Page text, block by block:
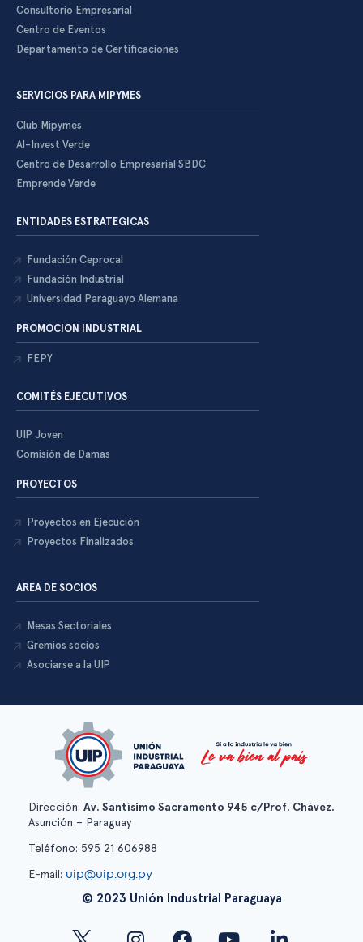
Consultorio Empresarial
Centro de Eventos
Departamento de Certificaciones
SERVICIOS PARA MIPYMES
Club Mipymes
Al-Invest Verde
Centro de Desarrollo Empresarial SBDC
Emprende Verde
ENTIDADES ESTRATEGICAS
Fundación Ceprocal
Fundación Industrial
Universidad Paraguayo Alemana
PROMOCION INDUSTRIAL
FEPY
COMITÉS EJECUTIVOS
UIP Joven
Comisión de Damas
PROYECTOS
Proyectos en Ejecución
Proyectos Finalizados
AREA DE SOCIOS
Mesas Sectoriales
Gremios socios
Asociarse a la UIP
Dirección: Av. Santísimo Sacramento 945 c/Prof. Chávez.
Asunción – Paraguay
Teléfono: 595 21 606988
E-mail: uip@uip.org.py
© 2023 Unión Industrial Paraguaya